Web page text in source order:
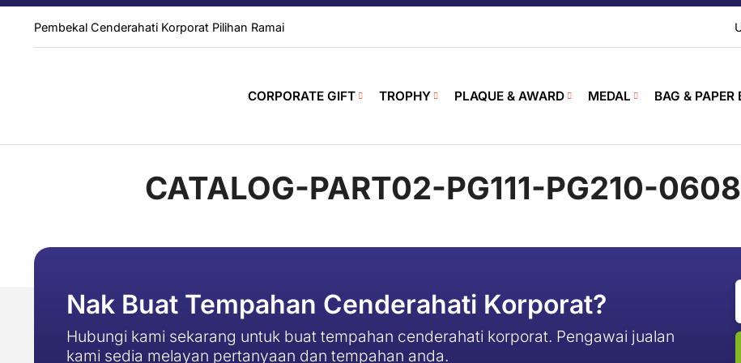
Pembekal Cenderahati Korporat Pilihan Ramai
CORPORATE GIFT TROPHY PLAQUE & AWARD MEDAL BAG & PAPER
CATALOG-PART02-PG111-PG210-
Nak Buat Tempahan Cenderahati Korporat?
Hubungi kami sekarang untuk buat tempahan cenderahati korporat. Pengawai jualan
kami sedia melayan pertanyaan dan tempahan anda.